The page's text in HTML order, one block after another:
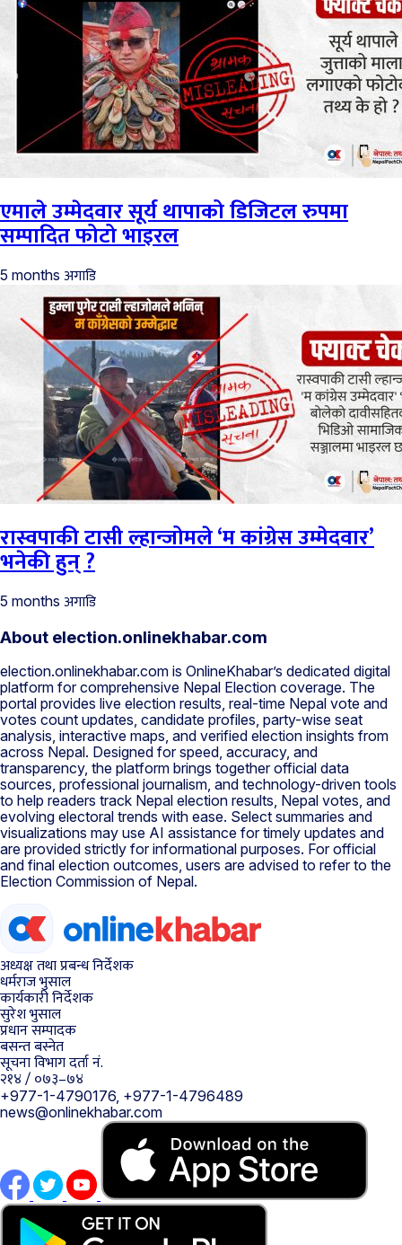
एमाले उम्मेदवार सूर्य थापाको डिजिटल रुपमा
सम्पादित फोटो भाइरल
5 months अगाडि
रास्वपाकी टासी ल्हान्जोमले ‘म कांग्रेस उम्मेदवार’
भनेकी हुन् ?
5 months अगाडि
About election.onlinekhabar.com
election.onlinekhabar.com is OnlineKhabar’s dedicated digital
platform for comprehensive Nepal Election coverage. The
portal provides live election results, real-time Nepal vote and
votes count updates, candidate profiles, party-wise seat
analysis, interactive maps, and verified election insights from
across Nepal. Designed for speed, accuracy, and
transparency, the platform brings together official data
sources, professional journalism, and technology-driven tools
to help readers track Nepal election results, Nepal votes, and
evolving electoral trends with ease. Select summaries and
visualizations may use AI assistance for timely updates and
are provided strictly for informational purposes. For official
and final election outcomes, users are advised to refer to the
Election Commission of Nepal.
अध्यक्ष तथा प्रबन्ध निर्देशक
धर्मराज भुसाल
कार्यकारी निर्देशक
सुरेश भुसाल
प्रधान सम्पादक
बसन्त बस्नेत
सूचना विभाग दर्ता नं.
२१४ / ०७३–७४
+977-1-4790176, +977-1-4796489
news@onlinekhabar.com